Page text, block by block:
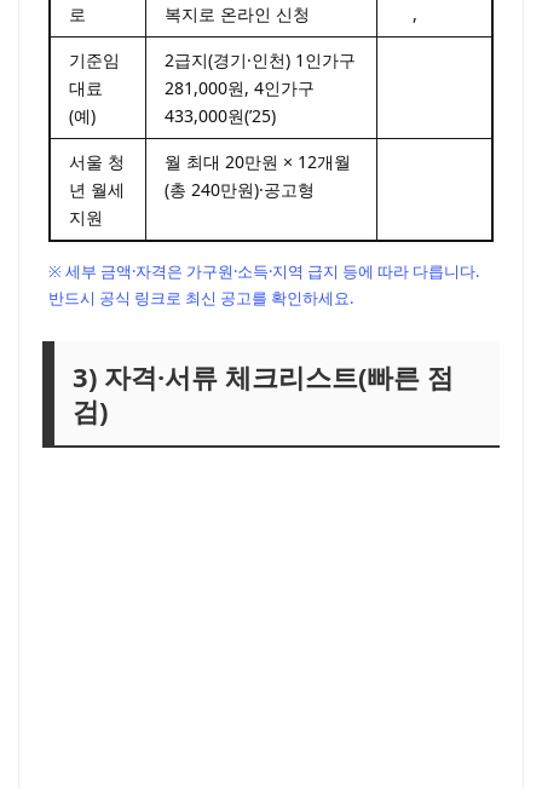
로
복지로 온라인 신청
,
기준임
대료
(예)
2급지(경기·인천) 1인가구
281,000원, 4인가구
433,000원(’25)
서울 청
년 월세
지원
월 최대 20만원 × 12개월
(총 240만원)·공고형
※ 세부 금액·자격은 가구원·소득·지역 급지 등에 따라 다릅니다.
반드시 공식 링크로 최신 공고를 확인하세요.
3) 자격·서류 체크리스트(빠른 점
검)